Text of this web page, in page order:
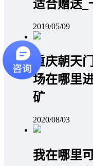
适合赠送_
2019/05/09
重庆朝天
场在哪里
矿
2020/08/03
我在哪里